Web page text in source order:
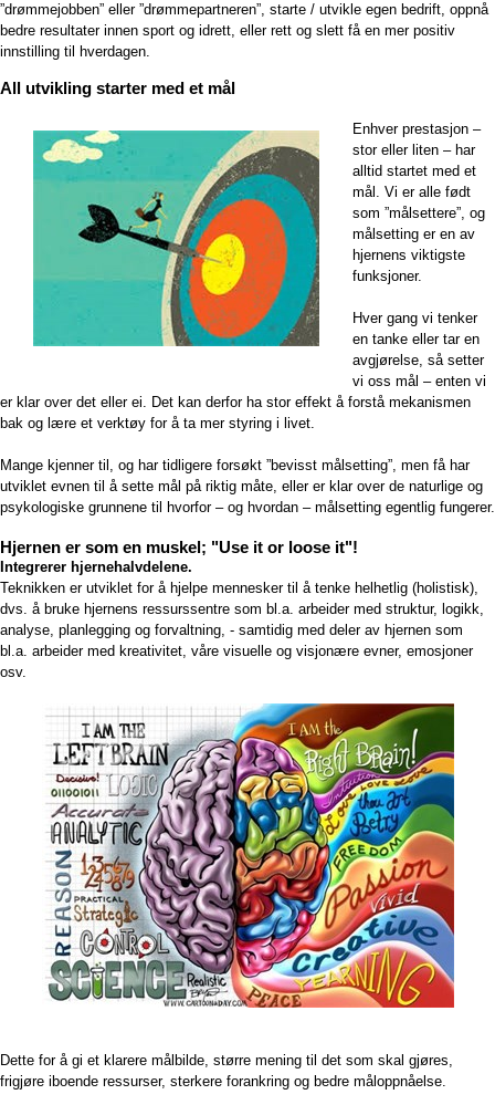
”drømmejobben” eller ”drømmepartneren”, starte / utvikle egen bedrift, oppnå
bedre resultater innen sport og idrett, eller rett og slett få en mer positiv
innstilling til hverdagen.
All utvikling starter med et mål
Enhver prestasjon –
stor eller liten – har
alltid startet med et
mål. Vi er alle født
som ”målsettere”, og
målsetting er en av
hjernens viktigste
funksjoner.
Hver gang vi tenker
en tanke eller tar en
avgjørelse, så setter
vi oss mål – enten vi
er klar over det eller ei. Det kan derfor ha stor effekt å forstå mekanismen
bak og lære et verktøy for å ta mer styring i livet.
Mange kjenner til, og har tidligere forsøkt ”bevisst målsetting”, men få har
utviklet evnen til å sette mål på riktig måte, eller er klar over de naturlige og
psykologiske grunnene til hvorfor – og hvordan – målsetting egentlig fungerer.
Hjernen er som en muskel; "Use it or loose it"!
Integrerer hjernehalvdelene.
Teknikken er utviklet for å hjelpe mennesker til å tenke helhetlig (holistisk),
dvs. å bruke hjernens ressurssentre som bl.a. arbeider med struktur, logikk,
analyse, planlegging og forvaltning, - samtidig med deler av hjernen som
bl.a. arbeider med kreativitet, våre visuelle og visjonære evner, emosjoner
osv.
Dette for å gi et klarere målbilde, større mening til det som skal gjøres,
frigjøre iboende ressurser, sterkere forankring og bedre måloppnåelse.